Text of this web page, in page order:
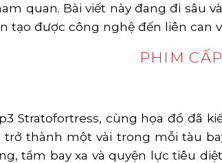
quan. Bài viết này đang đi sâu
tạo được công nghệ đến liên
PHIM
Stratofortress, cùng họa đồ đã
trở thành một vài trong mỗi tàu
tầm bay xa và quyện lực tiêu